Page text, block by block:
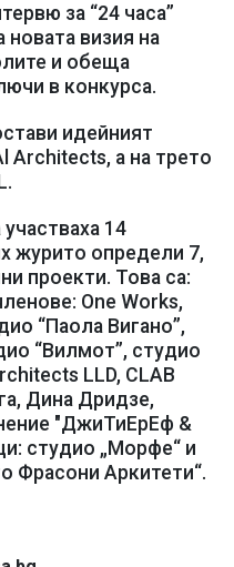
за “24 часа”
визия на
и обеща
в конкурса.
идейният
Architects, а на трето
14
журито определи 7,
проекти. Това са:
One Works,
“Паола Вигано”,
“Вилмот”, студио
LLD, CLAB
Дина Дридзе,
"ДжиТиЕрЕф &
студио „Морфе“ и
Фрасони Аркитети“.